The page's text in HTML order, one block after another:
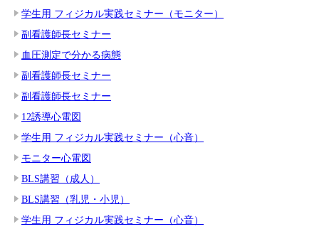
学生用 フィジカル実践セミナー（モニター）
副看護師長セミナー
血圧測定で分かる病態
副看護師長セミナー
副看護師長セミナー
12誘導心電図
学生用 フィジカル実践セミナー（心音）
モニター心電図
BLS講習（成人）
BLS講習（乳児・小児）
学生用 フィジカル実践セミナー（心音）